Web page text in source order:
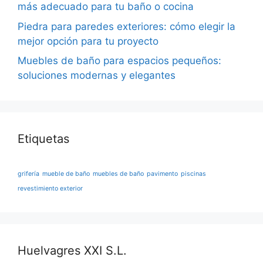
más adecuado para tu baño o cocina
Piedra para paredes exteriores: cómo elegir la
mejor opción para tu proyecto
Muebles de baño para espacios pequeños:
soluciones modernas y elegantes
Etiquetas
grifería mueble de baño muebles de baño pavimento piscinas
revestimiento exterior
Huelvagres XXI S.L.